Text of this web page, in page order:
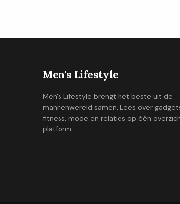
Men's Lifestyle
Men's Lifestyle brengt het beste uit de
mannenwereld samen. Lees over
fitness, mode en relaties op één
platform.